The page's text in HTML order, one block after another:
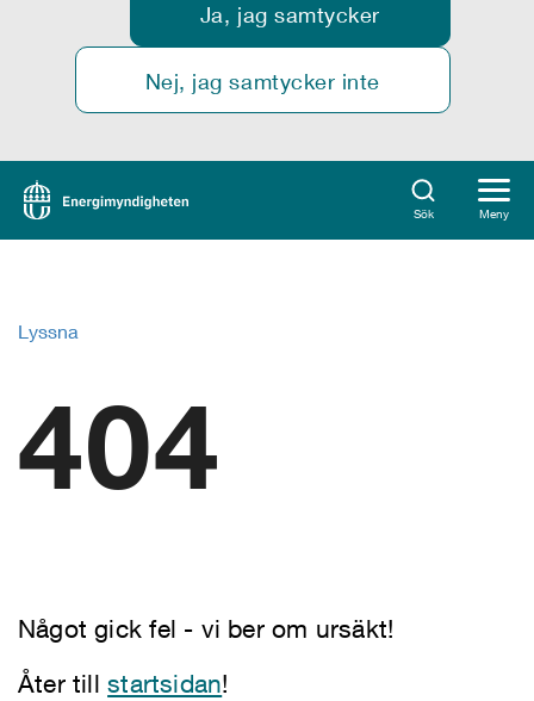
Ja, jag samtycker
Nej, jag samtycker inte
Sök Meny
Lyssna
404
Något gick fel - vi ber om ursäkt!
Åter tillstartsidan!